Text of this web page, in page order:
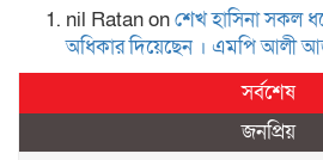
nil Ratanonশেখ হা‌সিনা সকল
অ‌ধিকার দি‌য়ে‌ছেন । এম‌পি আলী
সর্বশেষ
জনপ্রিয়